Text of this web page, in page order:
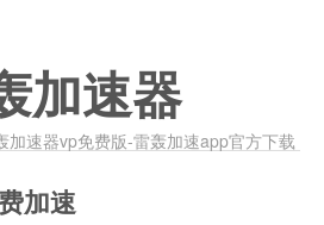
加速器
加速器vp免费版-雷轰加速app官方下载
加速